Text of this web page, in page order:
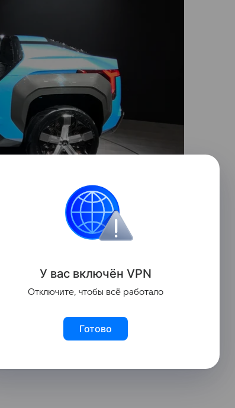
У вас включён VPN
Отключите, чтобы всё работало
Готово